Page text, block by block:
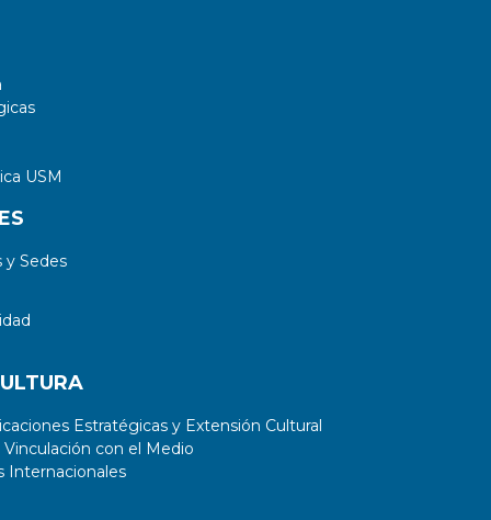
USM
Sedes
Estratégicas y Extensión Cultural
con el Medio
Internacionales